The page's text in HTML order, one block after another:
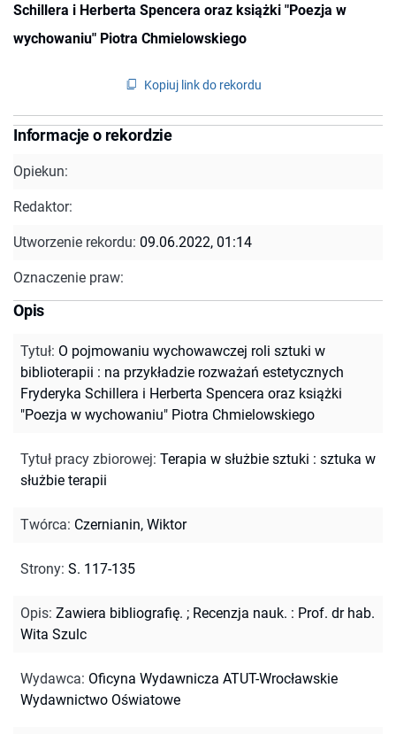
Schillera i Herberta Spencera oraz książki "Poezja w
wychowaniu" Piotra Chmielowskiego
Kopiuj link do rekordu
Informacje o rekordzie
Opiekun:
Redaktor:
Utworzenie rekordu: 09.06.2022, 01:14
Oznaczenie praw:
Opis
Tytuł: O pojmowaniu wychowawczej roli sztuki w
biblioterapii : na przykładzie rozważań estetycznych
Fryderyka Schillera i Herberta Spencera oraz książki
"Poezja w wychowaniu" Piotra Chmielowskiego
Tytuł pracy zbiorowej: Terapia w służbie sztuki : sztuka w
służbie terapii
Twórca: Czernianin, Wiktor
Strony: S. 117-135
Opis: Zawiera bibliografię. ; Recenzja nauk. : Prof. dr hab.
Wita Szulc
Wydawca: Oficyna Wydawnicza ATUT-Wrocławskie
Wydawnictwo Oświatowe